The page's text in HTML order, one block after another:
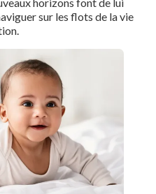
horizons font de lui
sur les flots de la vie